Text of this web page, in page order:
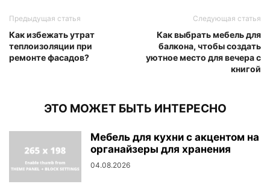
Предыдущая статья
Как избежать утрат
теплоизоляции при
ремонте фасадов?
Следующая статья
Как выбрать мебель для
балкона, чтобы создать
уютное место для вечера с
книгой
ЭТО МОЖЕТ БЫТЬ ИНТЕРЕСНО
Мебель для кухни с акцентом на
органайзеры для хранения
04.08.2026